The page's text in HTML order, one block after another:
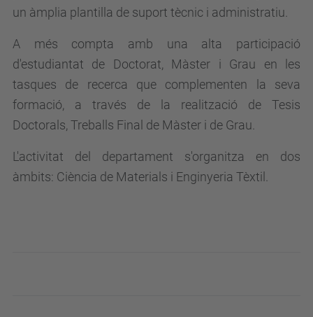
un àmplia plantilla de suport tècnic i administratiu.
A més compta amb una alta participació
d'estudiantat de Doctorat, Màster i Grau en les
tasques de recerca que complementen la seva
formació, a través de la realització de Tesis
Doctorals, Treballs Final de Màster i de Grau.
L'activitat del departament s'organitza en dos
àmbits: Ciència de Materials i Enginyeria Tèxtil.